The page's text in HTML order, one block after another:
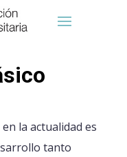
la actualidad es
tanto